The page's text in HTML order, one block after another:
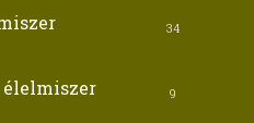
34
9